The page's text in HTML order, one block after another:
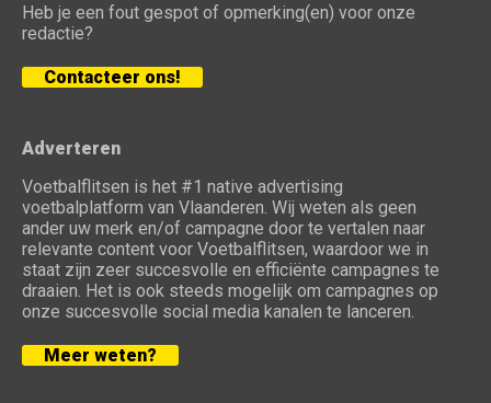
Heb je een fout gespot of opmerking(en) voor onze
redactie?
Contacteer ons!
Adverteren
Voetbalflitsen is het #1 native advertising
voetbalplatform van Vlaanderen. Wij weten als geen
ander uw merk en/of campagne door te vertalen naar
relevante content voor Voetbalflitsen, waardoor we in
staat zijn zeer succesvolle en efficiënte campagnes te
draaien. Het is ook steeds mogelijk om campagnes op
onze succesvolle social media kanalen te lanceren.
Meer weten?